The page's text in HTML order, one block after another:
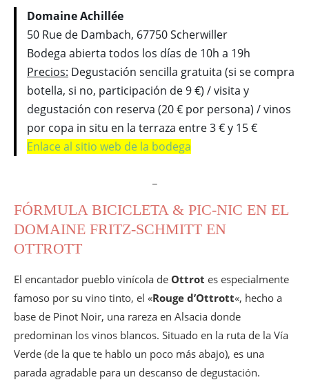
Domaine Achillée
50 Rue de Dambach, 67750 Scherwiller
Bodega abierta todos los días de 10h a 19h
Precios: Degustación sencilla gratuita (si se compra
botella, si no, participación de 9 €) / visita y
degustación con reserva (20 € por persona) / vinos
por copa in situ en la terraza entre 3 € y 15 €
Enlace al sitio web de la bodega
FÓRMULA BICICLETA & PIC-NIC EN EL
DOMAINE FRITZ-SCHMITT EN
OTTROTT
El encantador pueblo vinícola de Ottrot es especialmente
famoso por su vino tinto, el «Rouge d’Ottrott«, hecho a
base de Pinot Noir, una rareza en Alsacia donde
predominan los vinos blancos. Situado en la ruta de la Vía
Verde (de la que te hablo un poco más abajo), es una
parada agradable para un descanso de degustación.